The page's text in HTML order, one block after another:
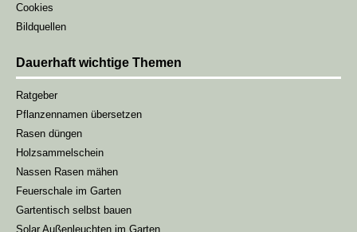
Cookies
Bildquellen
Dauerhaft wichtige Themen
Ratgeber
Pflanzennamen übersetzen
Rasen düngen
Holzsammelschein
Nassen Rasen mähen
Feuerschale im Garten
Gartentisch selbst bauen
Solar Außenleuchten im Garten